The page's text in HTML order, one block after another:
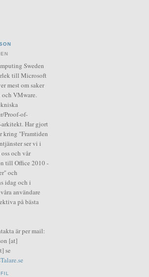
Sweden
till Microsoft
mest om saker
VMware.
Proof-of-
arkitekt. Har gjort
kring "Framtiden
ser vi i
och vår
till Office 2010 -
och
idag och i
användare
på bästa
är per mail:
[at]
se